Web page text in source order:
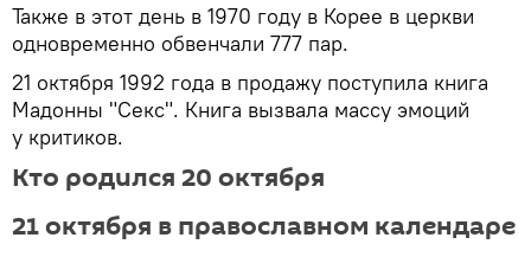
Также в этот день в 1970 году в Корее в церкви
одновременно обвенчали 777 пар.
21 октября 1992 года в продажу поступила книга
Мадонны "Секс". Книга вызвала массу эмоций
у критиков.
Кто родился 20 октября
21 октября в православном календаре